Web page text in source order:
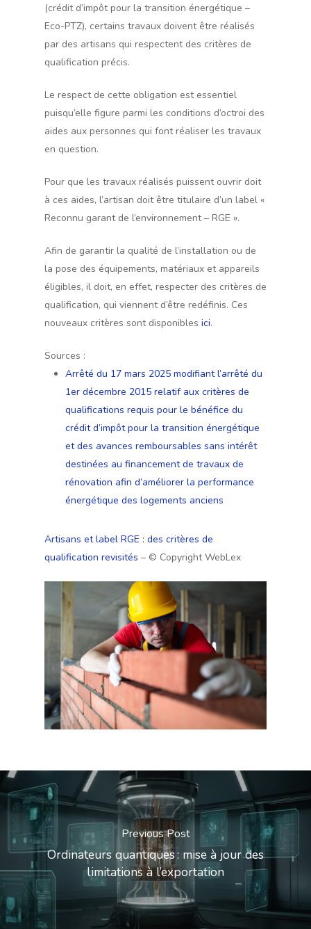
(crédit d’impôt pour la transition énergétique –
Eco-PTZ), certains travaux doivent être réalisés
par des artisans qui respectent des critères de
qualification précis.
Le respect de cette obligation est essentiel
puisqu’elle figure parmi les conditions d’octroi des
aides aux personnes qui font réaliser les travaux
en question.
Pour que les travaux réalisés puissent ouvrir doit
à ces aides, l’artisan doit être titulaire d’un label «
Reconnu garant de l’environnement – RGE ».
Afin de garantir la qualité de l’installation ou de
la pose des équipements, matériaux et appareils
éligibles, il doit, en effet, respecter des critères de
qualification, qui viennent d’être redéfinis. Ces
nouveaux critères sont disponibles ici.
Sources :
Arrêté du 17 mars 2025 modifiant l’arrêté du
1er décembre 2015 relatif aux critères de
qualifications requis pour le bénéfice du
crédit d’impôt pour la transition énergétique
et des avances remboursables sans intérêt
destinées au financement de travaux de
rénovation afin d’améliorer la performance
énergétique des logements anciens
Artisans et label RGE : des critères de
qualification revisités – © Copyright WebLex
Previous Post
Ordinateurs quantiques : mise à jour des
limitations à l’exportation